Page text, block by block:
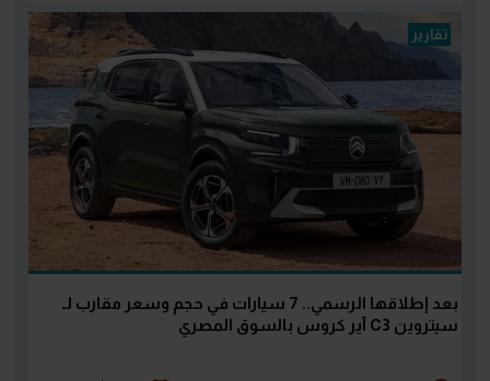
تقارير
بعد إطلاقها الرسمي.. 7 سيارات في حجم وسعر مقارب لـ
سيتروين C3 آير كروس بالسوق المصري